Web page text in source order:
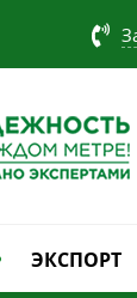
ЭКСПОРТ